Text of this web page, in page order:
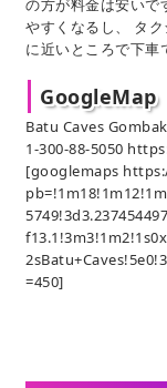
の方が料金は安いで
やすくなるし、 タ
に近いところで下
GoogleMap
Batu Caves
1-300-88-5050
[googlemaps
=450]